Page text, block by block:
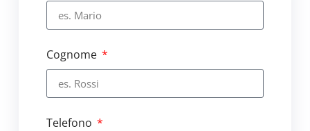
Cognome
Telefono